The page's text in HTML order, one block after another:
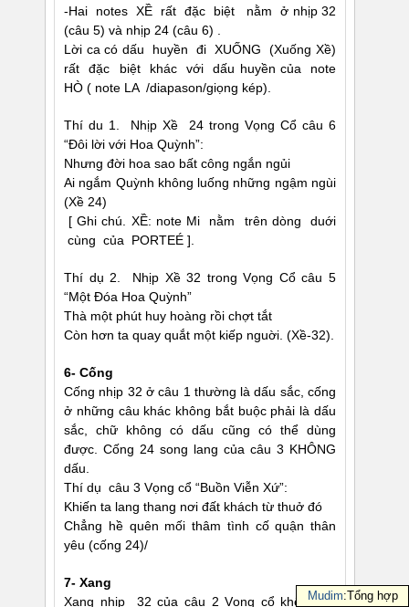
-Hai notes XỀ rất đặc biệt nằm ở nhịp 32
(câu 5) và nhịp 24 (câu 6) .
Lời ca có dấu huyền đi XUỐNG (Xuống Xề)
rất đặc biệt khác với dấu huyền của note
HÒ ( note LA /diapason/giọng kép).
Thí du 1. Nhịp Xề 24 trong Vọng Cổ câu 6
“Ðôi lời với Hoa Quỳnh”:
Nhưng đời hoa sao bất công ngắn ngủi
Ai ngắm Quỳnh không luống những ngậm ngùi
(Xề 24)
[ Ghi chú. XỀ: note Mi nằm trên dòng duới
cùng của PORTEÉ ].
Thí dụ 2. Nhịp Xề 32 trong Vọng Cổ câu 5
“Một Ðóa Hoa Quỳnh”
Thà một phút huy hoàng rồi chợt tắt
Còn hơn ta quay quắt một kiếp nguời. (Xề-32).
6- Cống
Cống nhịp 32 ở câu 1 thường là dấu sắc, cống
ở những câu khác không bắt buộc phải là dấu
sắc, chữ không có dấu cũng có thể dùng
được. Cống 24 song lang của câu 3 KHÔNG
dấu.
Thí dụ câu 3 Vọng cổ “Buồn Viễn Xứ”:
Khiến ta lang thang nơi đất khách từ thuở đó
Chẳng hề quên mối thâm tình cố quận thân
yêu (cống 24)/
7- Xang
Xang nhịp 32 của câu 2 Vọng cổ không có
Mudim:Tổng hợp